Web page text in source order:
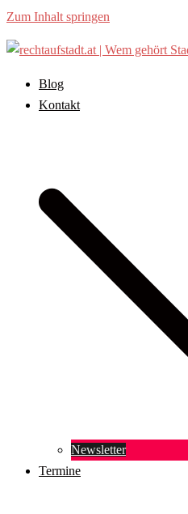
Zum Inhalt springen
Blog
Kontakt
Newsletter
Termine